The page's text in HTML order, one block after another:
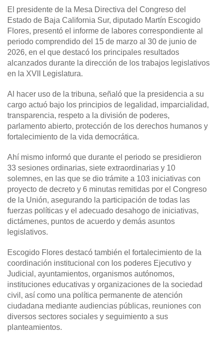
El presidente de la Mesa Directiva del Congreso del
Estado de Baja California Sur, diputado Martín Escogido
Flores, presentó el informe de labores correspondiente al
periodo comprendido del 15 de marzo al 30 de junio de
2026, en el que destacó los principales resultados
alcanzados durante la dirección de los trabajos legislativos
en la XVII Legislatura.
Al hacer uso de la tribuna, señaló que la presidencia a su
cargo actuó bajo los principios de legalidad, imparcialidad,
transparencia, respeto a la división de poderes,
parlamento abierto, protección de los derechos humanos y
fortalecimiento de la vida democrática.
Ahí mismo informó que durante el periodo se presidieron
33 sesiones ordinarias, siete extraordinarias y 10
solemnes, en las que se dio trámite a 103 iniciativas con
proyecto de decreto y 6 minutas remitidas por el Congreso
de la Unión, asegurando la participación de todas las
fuerzas políticas y el adecuado desahogo de iniciativas,
dictámenes, puntos de acuerdo y demás asuntos
legislativos.
Escogido Flores destacó también el fortalecimiento de la
coordinación institucional con los poderes Ejecutivo y
Judicial, ayuntamientos, organismos autónomos,
instituciones educativas y organizaciones de la sociedad
civil, así como una política permanente de atención
ciudadana mediante audiencias públicas, reuniones con
diversos sectores sociales y seguimiento a sus
planteamientos.